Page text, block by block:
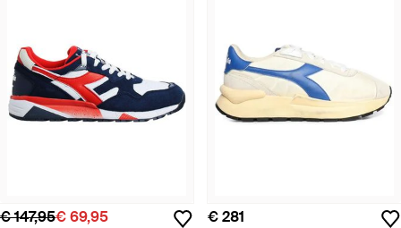
€ 147,95€ 69,95 € 281